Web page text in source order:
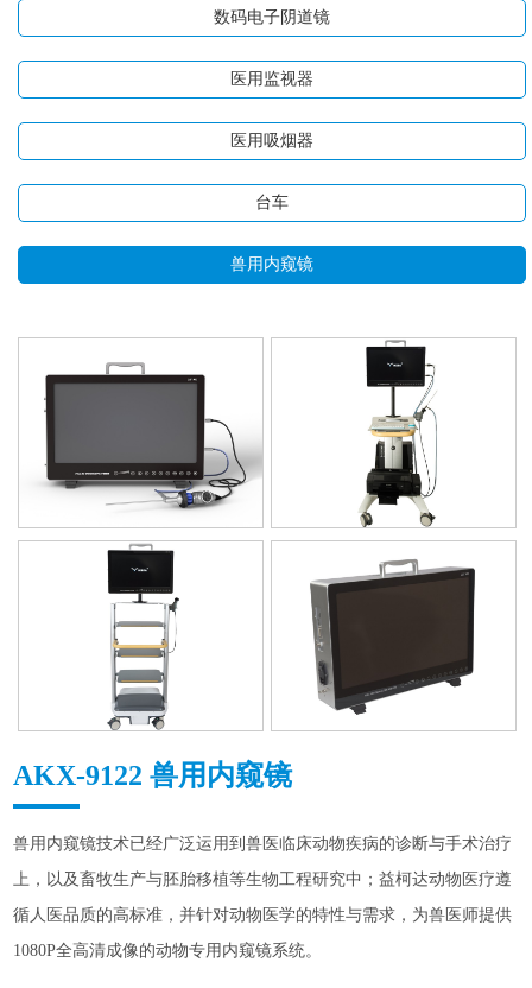
数码电子阴道镜
医用监视器
医用吸烟器
台车
兽用内窥镜
AKX-9122 兽用内窥镜
兽用内窥镜技术已经广泛运用到兽医临床动物疾病的诊断与手术治疗
上，以及畜牧生产与胚胎移植等生物工程研究中；益柯达动物医疗遵
循人医品质的高标准，并针对动物医学的特性与需求，为兽医师提供
1080P全高清成像的动物专用内窥镜系统。